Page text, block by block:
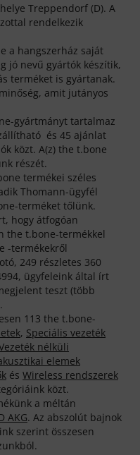
Treppendorf (D). A
rendelkezik
a hangszerház saját
jó nevű gyártók készítik,
terméket is gyártanak.
amit jutányos
gyártmányt tartalmaz
és 45 ajánlat
közt. A(z) the t.bone
részét.
termékei széles
Thomann-ügyfél
terméket tőlünk.
hogy átfogóan
the t.bone-termékkel
-termékekről
249 részletes 360
ügyfeleink által írt
teszt (több
113 the t.bone-
, Speciális vezeték
nélküli
elemek
és Wireless rendszerek
közt.
a méltán
AKG. Az abszolút bajnok
szerint összesen